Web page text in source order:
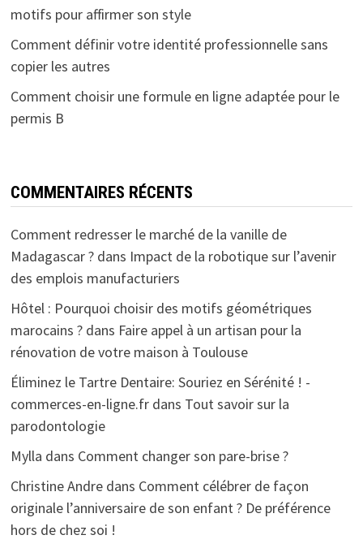
motifs pour affirmer son style
Comment définir votre identité professionnelle sans
copier les autres
Comment choisir une formule en ligne adaptée pour le
permis B
COMMENTAIRES RÉCENTS
Comment redresser le marché de la vanille de
Madagascar ?dans Impact de la robotique sur l’avenir
des emplois manufacturiers
Hôtel : Pourquoi choisir des motifs géométriques
marocains ?dans Faire appel à un artisan pour la
rénovation de votre maison à Toulouse
Éliminez le Tartre Dentaire: Souriez en Sérénité ! -
commerces-en-ligne.frdans Tout savoir sur la
parodontologie
Mylla dans Comment changer son pare-brise ?
Christine Andredans Comment célébrer de façon
originale l’anniversaire de son enfant ? De préférence
hors de chez soi !